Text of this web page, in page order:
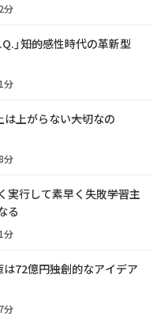
分
」――知的感性時代の革新型
分
上がらない――大切なの
分
行して素早く失敗――学習主
る
分
72億円――独創的なアイデア
分